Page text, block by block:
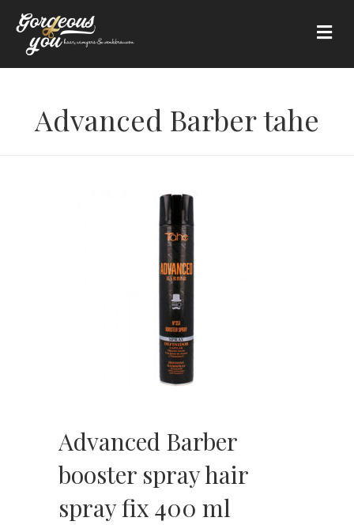
Advanced Barber tahe
Advanced Barber
booster spray hair
spray fix 400 ml